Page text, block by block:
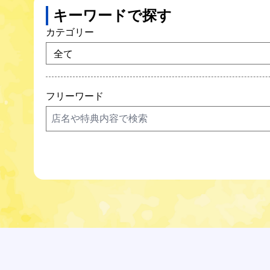
キーワードで探す
カテゴリー
フリーワード